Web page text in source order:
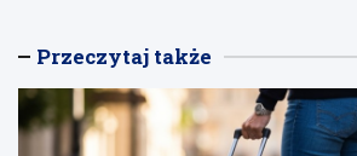
Przeczytaj także